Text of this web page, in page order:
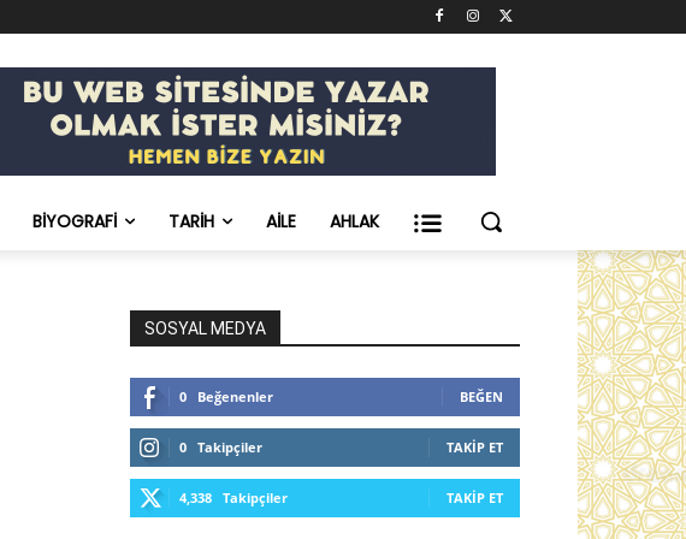
BIYOGRAFI TARIH AILE AHLAK
SOSYAL MEDYA
0 Beğenenler BEĞEN
0 Takipçiler TAKIP ET
4,338 Takipçiler TAKIP ET